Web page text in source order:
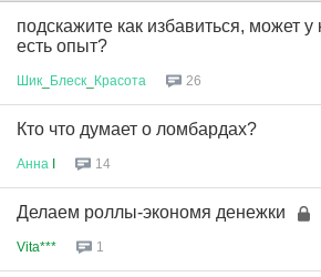
подскажите как избавиться, может у
есть опыт?
Шик Блеск Красота 26
Кто что думает о ломбардах?
Анна I 14
Делаем роллы-экономя денежки
Vita*** 1